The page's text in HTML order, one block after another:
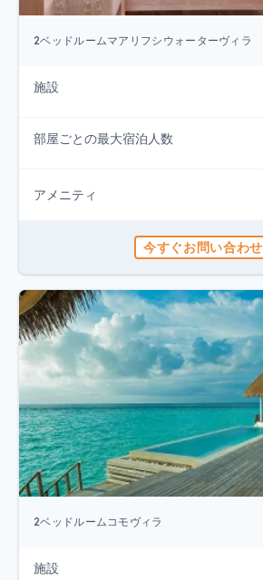
2ベッドルームマアリフシウォーターヴィラ
施設
部屋ごとの最大宿泊人数
アメニティ
今すぐお問い合わせ
2ベッドルームコモヴィラ
施設